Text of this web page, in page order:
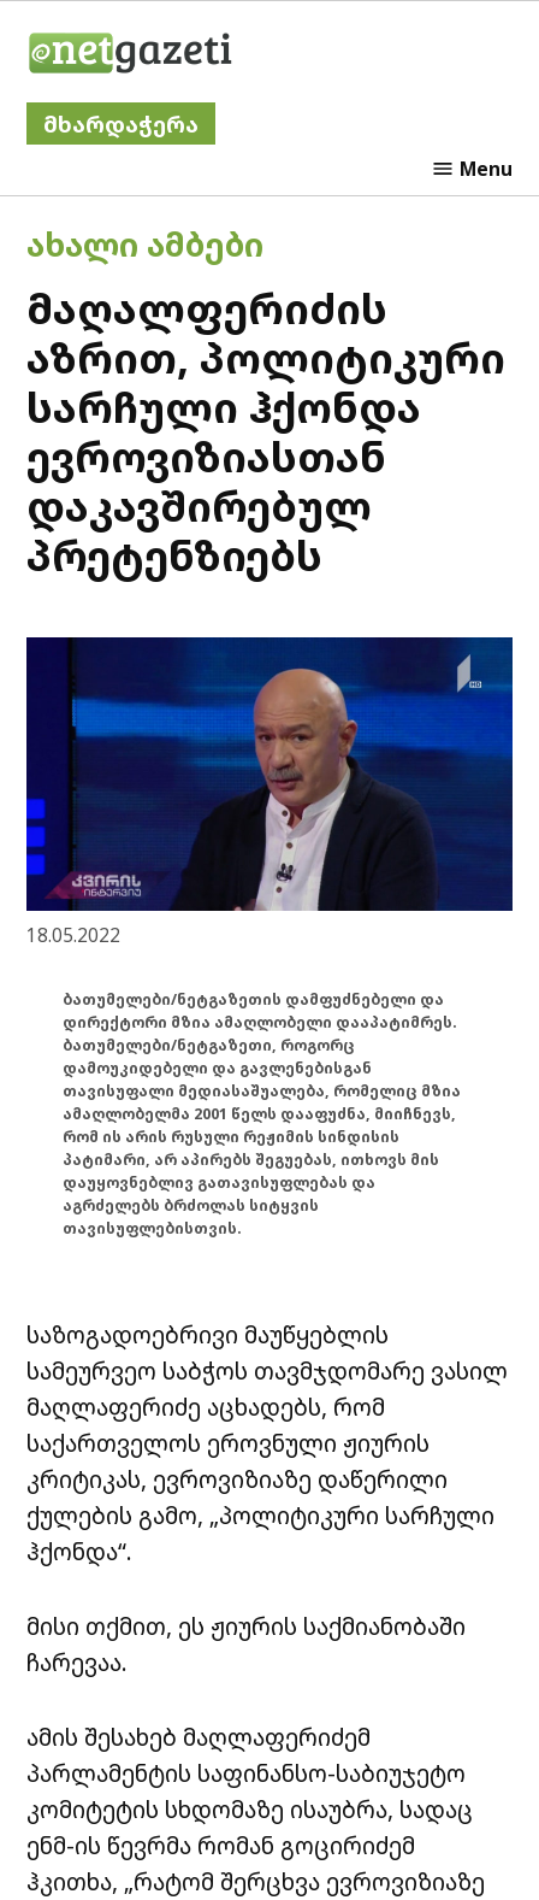
მხარდაჭერა
Menu
POSTED
IN
ᲐᲮᲐᲚᲘ ᲐᲛᲑᲔᲑᲘ
მაღალფერიძის
აზრით, პოლიტიკური
სარჩული ჰქონდა
ევროვიზიასთან
დაკავშირებულ
პრეტენზიებს
18.05.2022
ბათუმელები/ნეტგაზეთის დამფუძნებელი და
დირექტორი მზია ამაღლობელი დააპატიმრეს.
ბათუმელები/ნეტგაზეთი, როგორც
დამოუკიდებელი და გავლენებისგან
თავისუფალი მედიასაშუალება, რომელიც მზია
ამაღლობელმა 2001 წელს დააფუძნა, მიიჩნევს,
რომ ის არის რუსული რეჟიმის სინდისის
პატიმარი, არ აპირებს შეგუებას, ითხოვს მის
დაუყოვნებლივ გათავისუფლებას და
აგრძელებს ბრძოლას სიტყვის
თავისუფლებისთვის.
საზოგადოებრივი მაუწყებლის
სამეურვეო საბჭოს თავმჯდომარე ვასილ
მაღლაფერიძე აცხადებს, რომ
საქართველოს ეროვნული ჟიურის
კრიტიკას, ევროვიზიაზე დაწერილი
ქულების გამო, „პოლიტიკური სარჩული
ჰქონდა“.
მისი თქმით, ეს ჟიურის საქმიანობაში
ჩარევაა.
ამის შესახებ მაღლაფერიძემ
პარლამენტის საფინანსო-საბიუჯეტო
კომიტეტის სხდომაზე ისაუბრა, სადაც
ენმ-ის წევრმა რომან გოცირიძემ
ჰკითხა, „რატომ შერცხვა ევროვიზიაზე